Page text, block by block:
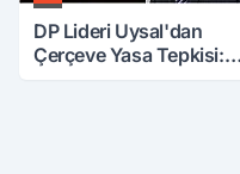
DP Lideri Uysal'dan
Çerçeve Yasa Tepkisi: